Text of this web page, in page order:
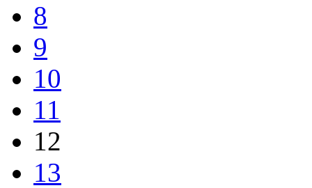
8
9
10
11
12
13